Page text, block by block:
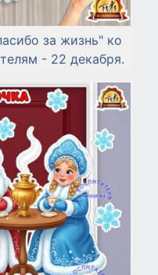
за жизнь" ко
- 22 декабря.